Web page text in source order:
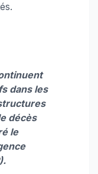
dans les
décès
le